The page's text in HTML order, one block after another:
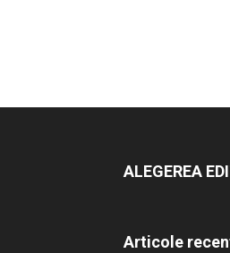
ALEGEREA
Articole